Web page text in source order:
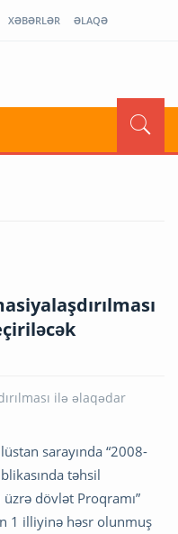
XƏBƏRLƏR ƏLAQƏ
sarayında “2008-
təhsil
dövlət Proqramı”
1 illiyinə həsr olunmuş